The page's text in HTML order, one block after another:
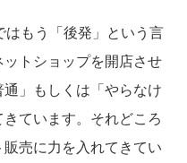
もう「後発」という言
トショップを開店させ
」もしくは「やらなけ
ています。それどころ
売に力を入れてきてい